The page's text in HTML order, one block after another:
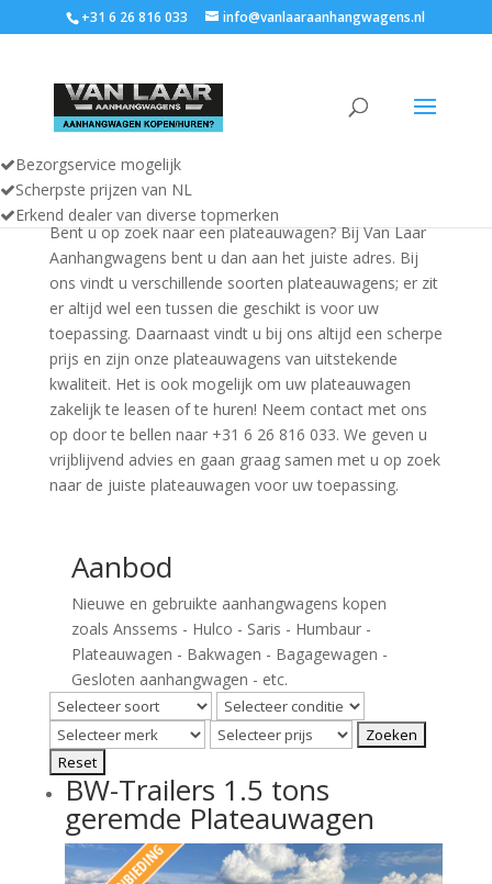
+31 6 26 816 033 info@vanlaaraanhangwagens.nl
Bezorgservice mogelijk
Scherpste prijzen van NL
Erkend dealer van diverse topmerken
Plateauwagen
Bent u op zoek naar een plateauwagen? Bij Van Laar
Aanhangwagens bent u dan aan het juiste adres. Bij
ons vindt u verschillende soorten plateauwagens; er zit
er altijd wel een tussen die geschikt is voor uw
toepassing. Daarnaast vindt u bij ons altijd een scherpe
prijs en zijn onze plateauwagens van uitstekende
kwaliteit. Het is ook mogelijk om uw plateauwagen
zakelijk te leasen of te huren! Neem contact met ons
op door te bellen naar +31 6 26 816 033. We geven u
vrijblijvend advies en gaan graag samen met u op zoek
naar de juiste plateauwagen voor uw toepassing.
Aanbod
Nieuwe en gebruikte aanhangwagens kopen
zoals Anssems - Hulco - Saris - Humbaur -
Plateauwagen - Bakwagen - Bagagewagen -
Gesloten aanhangwagen - etc.
BW-Trailers 1.5 tons
geremde Plateauwagen